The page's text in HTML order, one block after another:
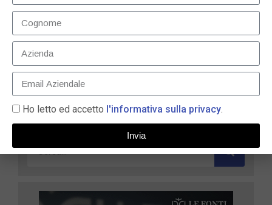
Palucart trionfa a Le Fonti Awards 2023
nell’Innovazione e Leadership – E-commerce
Ho letto ed accetto l'informativa sulla privacy.
Invia